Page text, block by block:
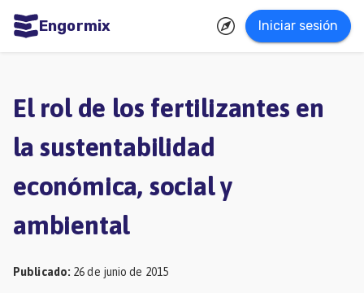
Engormix Iniciar sesión
Agricultura
Balanceados
Avicultura
Ganadería
El rol de los fertilizantes en
la sustentabilidad
económica, social y
ambiental
Publicado: 26 de junio de 2015